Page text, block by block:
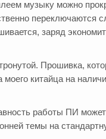
музыку можно
заряд
Прошивка,
моего китайца на
работы ПИ
темы на